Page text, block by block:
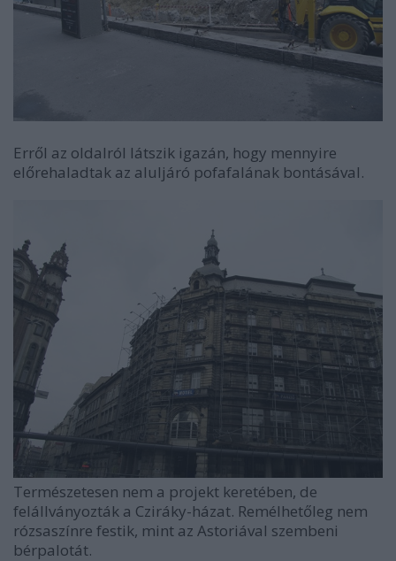
Erről az oldalról látszik igazán, hogy mennyire
előrehaladtak az aluljáró pofafalának bontásával.
Természetesen nem a projekt keretében, de
felállványozták a Cziráky-házat. Remélhetőleg nem
rózsaszínre festik, mint az Astoriával szembeni
bérpalotát.